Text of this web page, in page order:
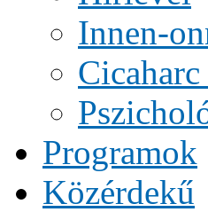
Innen-
Programok
Közérdekű